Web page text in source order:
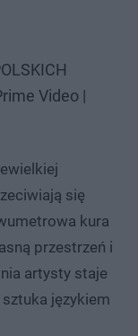
Video |
się
kura
przestrzeń i
artysty staje
językiem